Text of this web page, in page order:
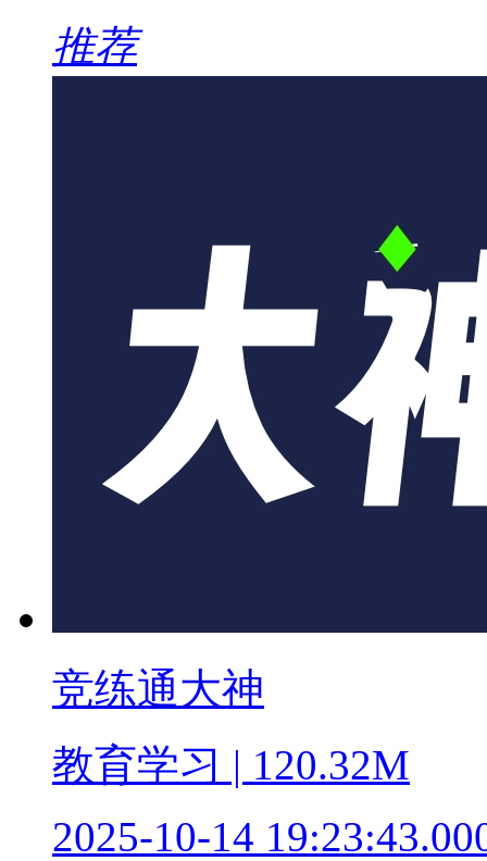
推荐
竞练通大神
教育学习 | 120.32M
2025-10-14